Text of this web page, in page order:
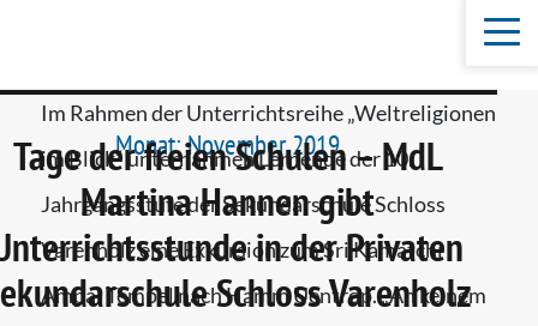
Monat:November 2019
Tage der freien Schulen – MdL
Martina Hannen gibt
in der Privaten
Schloss Varenholz
Im Rahmen der Unterrichtsreihe „Weltreligionen
im Blick“ unternahmen Lernende der 10.
Jahrgangsstufe der Sekundarschule Schloss
Varenholz eine Exkursion zum Sri Kamatchi
Ampal Tempel nach Hamm Uentrop. „An keinem